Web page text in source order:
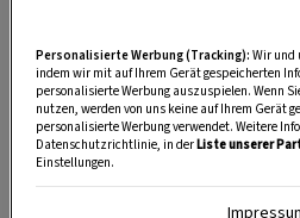
Personalisierte Werbung (Tracking): Wir und
indem wir mit auf Ihrem Gerät gespeicherten
personalisierte Werbung auszuspielen. Wenn
nutzen, werden von uns keine auf Ihrem Gerät
personalisierte Werbung verwendet. Weitere
Datenschutzrichtlinie, in derListe unserer
Einstellungen.